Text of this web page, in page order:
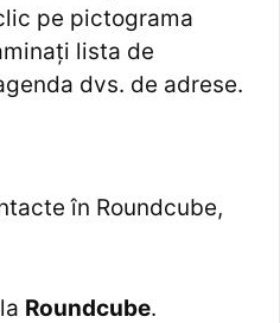
pe pictograma
lista de
dvs. de adrese.
în Roundcube,
Roundcube.